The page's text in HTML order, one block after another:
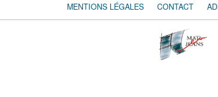
MENTIONS LÉGALES CONTACT